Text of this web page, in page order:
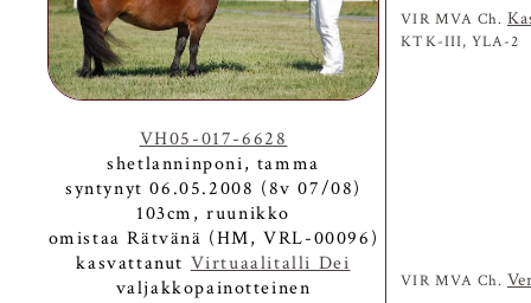
VH05-017-6628
shetlanninponi, tamma
syntynyt 06.05.2008 (8v 07/08)
103cm, ruunikko
omistaa Rätvänä (HM, VRL-00096)
kasvattanut Virtuaalitalli Dei
valjakkopainotteinen
VIR MVA Ch.
KTK-III, YLA-2
VIR MVA Ch.